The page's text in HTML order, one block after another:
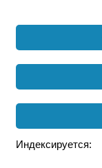
Индексируется: